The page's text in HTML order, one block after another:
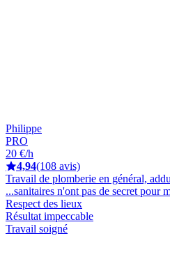
Philippe
PRO
20 €/h
4,94(108 avis)
Travail de plomberie en général,
...sanitaires n'ont pas de secret pour
Respect des lieux
Résultat impeccable
Travail soigné